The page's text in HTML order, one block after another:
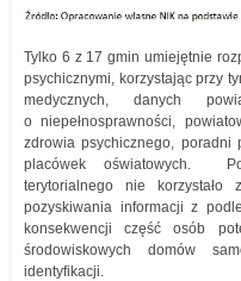
Tylko 6 z 17 gmin umiejętnie
psychicznymi, korzystając przy
medycznych, danych
o niepełnosprawności,
zdrowia psychicznego, poradni
placówek oświatowych.
terytorialnego nie
pozyskiwania informacji z
konsekwencji część osób
środowiskowych domów
identyfikacji.